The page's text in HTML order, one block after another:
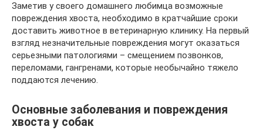
Заметив у своего домашнего любимца возможные
повреждения хвоста, необходимо в кратчайшие сроки
доставить животное в ветеринарную клинику. На первый
взгляд незначительные повреждения могут оказаться
серьезными патологиями – смещением позвонков,
переломами, гангренами, которые необычайно тяжело
поддаются лечению.
Основные заболевания и повреждения
хвоста у собак